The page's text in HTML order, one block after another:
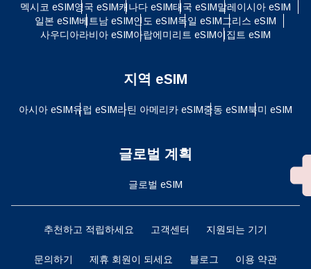
멕시코 eSIM영국 eSIM캐나다 eSIM태국 eSIM말레이시아 eSIM
일본 eSIM베트남 eSIM인도 eSIM독일 eSIM그리스 eSIM
사우디아라비아 eSIM아랍에미리트 eSIM이집트 eSIM
지역 eSIM
아시아 eSIM유럽 ​​eSIM라틴 아메리카 eSIM중동 eSIM북미 eSIM
글로벌 계획
글로벌 eSIM
추천하고 적립하세요 고객센터 지원되는 기기
문의하기 제휴 회원이 되세요 블로그 이용 약관